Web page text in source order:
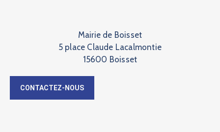
Mairie de Boisset
5 place Claude Lacalmontie
15600 Boisset
CONTACTEZ-NOUS